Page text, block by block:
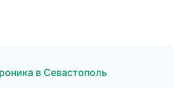
в Севастополь